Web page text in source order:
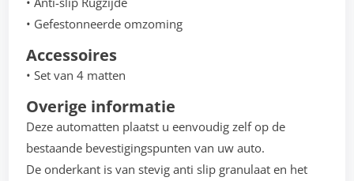
• Gefestonneerde omzoming
Accessoires
• Set van 4 matten
Overige informatie
Deze automatten plaatst u eenvoudig zelf op de
bestaande bevestigingspunten van uw auto.
De onderkant is van stevig anti slip granulaat en het